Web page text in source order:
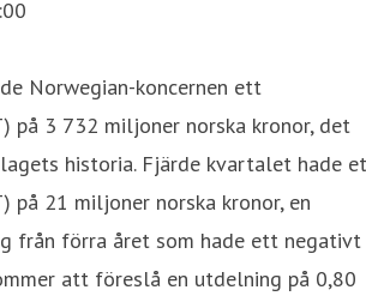
Norwegian-koncernen ett
på 3 732 miljoner norska kronor, det
historia. Fjärde kvartalet hade
på 21 miljoner norska kronor, en
från förra året som hade ett negativt
att föreslå en utdelning på 0,80